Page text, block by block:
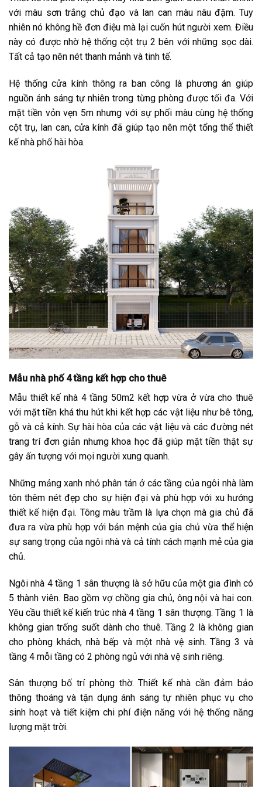
với màu sơn trắng chủ đạo và lan can màu nâu đậm. Tuy
nhiên nó không hề đơn điệu mà lại cuốn hút người xem. Điều
này có được nhờ hệ thống cột trụ 2 bên với những sọc dài.
Tất cả tạo nên nét thanh mảnh và tinh tế.
Hệ thống cửa kính thông ra ban công là phương án giúp
nguồn ánh sáng tự nhiên trong từng phòng được tối đa. Với
mặt tiền vỏn vẹn 5m nhưng với sự phối màu cùng hệ thống
cột trụ, lan can, cửa kính đã giúp tạo nên một tổng thể thiết
kế nhà phố hài hòa.
Mẫu nhà phố 4 tầng kết hợp cho thuê
Mẫu thiết kế nhà 4 tầng 50m2 kết hợp vừa ở vừa cho thuê
với mặt tiền khá thu hút khi kết hợp các vật liệu như bê tông,
gỗ và cả kính. Sự hài hòa của các vật liệu và các đường nét
trang trí đơn giản nhưng khoa học đã giúp mặt tiền thật sự
gây ấn tượng với mọi người xung quanh.
Những mảng xanh nhỏ phân tán ở các tầng của ngôi nhà làm
tôn thêm nét đẹp cho sự hiện đại và phù hợp với xu hướng
thiết kế hiện đại. Tông màu trầm là lựa chọn mà gia chủ đã
đưa ra vừa phù hợp với bản mệnh của gia chủ vừa thể hiện
sự sang trọng của ngôi nhà và cả tính cách mạnh mẻ của gia
chủ.
Ngôi nhà 4 tầng 1 sân thượng là sở hữu của một gia đình có
5 thành viên. Bao gồm vợ chồng gia chủ, ông nội và hai con.
Yêu cầu thiết kế kiến trúc nhà 4 tầng 1 sân thượng. Tầng 1 là
không gian trống suốt dành cho thuê. Tầng 2 là không gian
cho phòng khách, nhà bếp và một nhà vệ sinh. Tầng 3 và
tầng 4 mỗi tầng có 2 phòng ngủ với nhà vệ sinh riêng.
Sân thượng bố trí phòng thờ. Thiết kế nhà cần đảm bảo
thông thoáng và tận dụng ánh sáng tự nhiên phục vụ cho
sinh hoạt và tiết kiệm chi phí điện năng với hệ thống năng
lượng mặt trời.